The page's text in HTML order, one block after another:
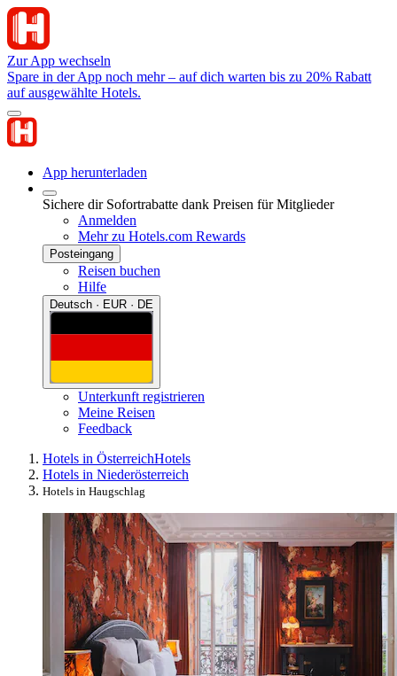
Zur App wechseln
Spare in der App noch mehr – auf dich warten bis zu 20% Rabatt
auf ausgewählte Hotels.
App herunterladen
Sichere dir Sofortrabatte dank Preisen für Mitglieder
Anmelden
Mehr zu Hotels.com Rewards
Posteingang
Reisen buchen
Hilfe
Deutsch · EUR · DE
Unterkunft registrieren
Meine Reisen
Feedback
Hotels in ÖsterreichHotels
Hotels in Niederösterreich
Hotels in Haugschlag